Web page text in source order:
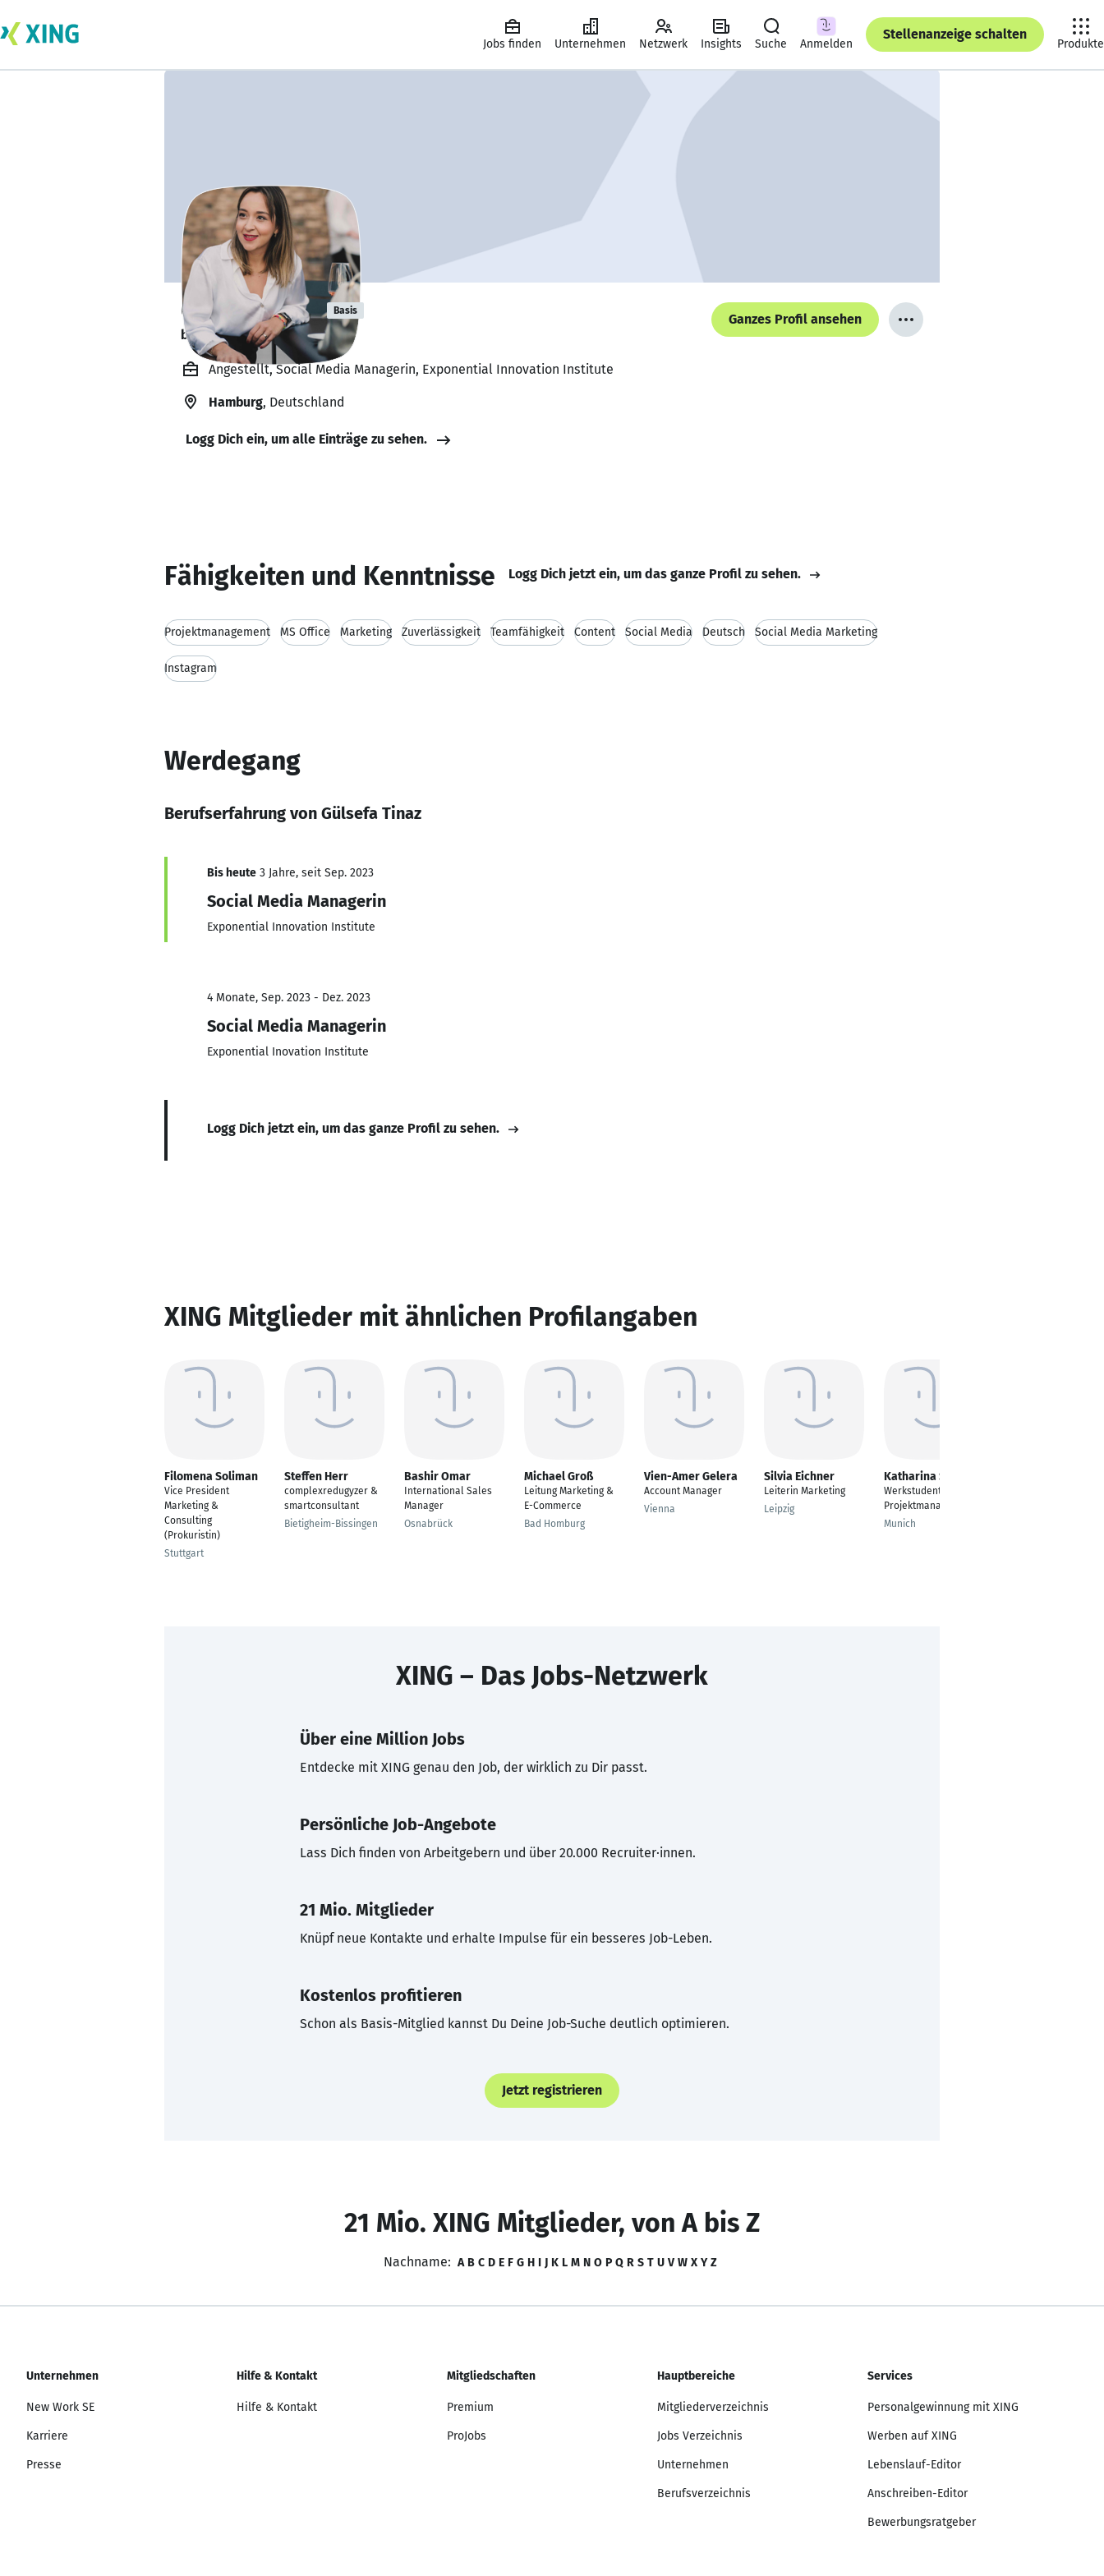
Jobs finden Unternehmen Netzwerk Insights Suche Anmelden
Stellenanzeige schalten
Produkte
Gülsefa Tinaz Basis
bildet sich zurzeit weiter. 🎓
Ganzes Profil ansehen
Angestellt, Social Media Managerin, Exponential Innovation Institute
Hamburg, Deutschland
Logg Dich ein, um alle Einträge zu sehen.
Fähigkeiten und Kenntnisse Logg Dich jetzt ein, um das ganze Profil zu sehen.
Projektmanagement MS Office Marketing Zuverlässigkeit Teamfähigkeit Content Social Media Deutsch Social Media Marketing
Instagram
Werdegang
Berufserfahrung von Gülsefa Tinaz
Bis heute 3 Jahre, seit Sep. 2023
Social Media Managerin
Exponential Innovation Institute
4 Monate, Sep. 2023 - Dez. 2023
Social Media Managerin
Exponential Inovation Institute
Logg Dich jetzt ein, um das ganze Profil zu sehen.
XING Mitglieder mit ähnlichen Profilangaben
Filomena Soliman
Vice President
Marketing &
Consulting
(Prokuristin)
Stuttgart
Steffen Herr
complexredugyzer &
smartconsultant
Bietigheim-Bissingen
Bashir Omar
International Sales
Manager
Osnabrück
Michael Groß
Leitung Marketing &
E-Commerce
Bad Homburg
Vien-Amer Gelera
Account Manager
Vienna
Silvia Eichner
Leiterin Marketing
Leipzig
Katharina Schmitt
Werkstudentin
Projektmanagement
Munich
XING – Das Jobs-Netzwerk
Über eine Million Jobs
Entdecke mit XING genau den Job, der wirklich zu Dir passt.
Persönliche Job-Angebote
Lass Dich finden von Arbeitgebern und über 20.000 Recruiter·innen.
21 Mio. Mitglieder
Knüpf neue Kontakte und erhalte Impulse für ein besseres Job-Leben.
Kostenlos profitieren
Schon als Basis-Mitglied kannst Du Deine Job-Suche deutlich optimieren.
Jetzt registrieren
21 Mio. XING Mitglieder, von A bis Z
Nachname: A B C D E F G H I J K L M N O P Q R S T U V W X Y Z
Unternehmen
New Work SE
Karriere
Presse
Hilfe & Kontakt
Hilfe & Kontakt
Mitgliedschaften
Premium
ProJobs
Hauptbereiche
Mitgliederverzeichnis
Jobs Verzeichnis
Unternehmen
Berufsverzeichnis
Services
Personalgewinnung mit XING
Werben auf XING
Lebenslauf-Editor
Anschreiben-Editor
Bewerbungsratgeber